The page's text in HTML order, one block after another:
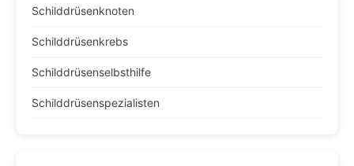
Schilddrüsenknoten
Schilddrüsenkrebs
Schilddrüsenselbsthilfe
Schilddrüsenspezialisten